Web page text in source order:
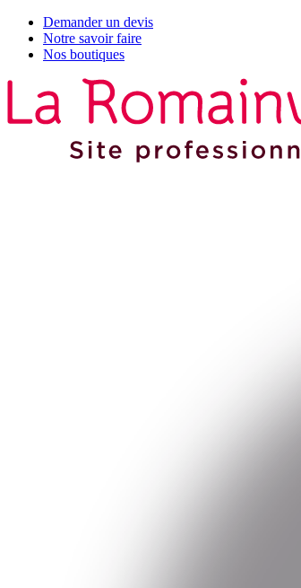
Demander un devis
Notre savoir faire
Nos boutiques